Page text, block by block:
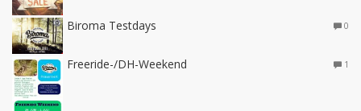
Biroma Testdays 0
Freeride-/DH-Weekend 1